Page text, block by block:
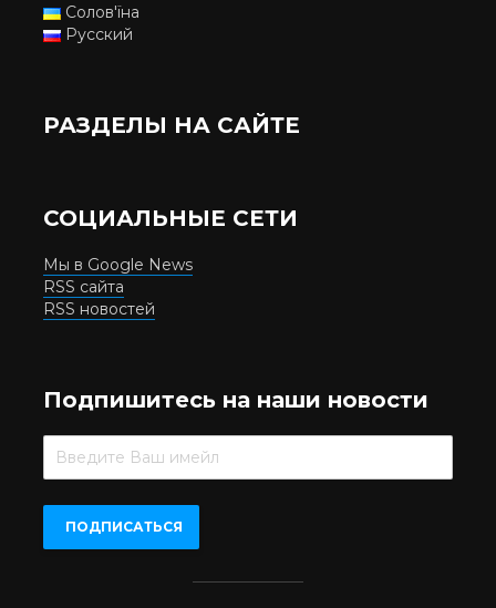
Солов'їна
Русский
РАЗДЕЛЫ НА САЙТЕ
СОЦИАЛЬНЫЕ СЕТИ
Мы в Google News
RSS сайта
RSS новостей
Подпишитесь на наши новости